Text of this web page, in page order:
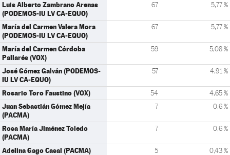
Luis Alberto Zambrano Arenas
(PODEMOS-IU LV CA-EQUO)
67 5,77 %
María del Carmen Valera Mora
(PODEMOS-IU LV CA-EQUO)
67 5,77 %
María del Carmen Córdoba
Pallarés (VOX)
59 5,08 %
José Gómez Galván (PODEMOS-
IU LV CA-EQUO)
57 4,91 %
Rosario Toro Faustino (VOX) 54 4,65 %
Juan Sebastián Gómez Mejía
(PACMA)
7 0,6 %
Rosa María Jiménez Toledo
(PACMA)
7 0,6 %
Adelina Gago Casal (PACMA) 5 0,43 %